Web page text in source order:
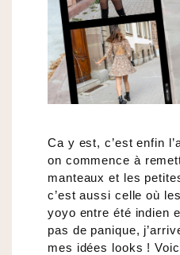
Ca y est, c’est enfin
on commence à
manteaux et les
c’est aussi celle où
yoyo entre été indien
pas de panique,
mes idées looks !